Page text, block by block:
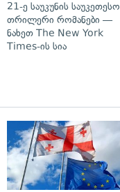
21-ე საუკუნის საუკეთესო
თრილერი რომანები —
ნახეთ The New York
Times-ის სია